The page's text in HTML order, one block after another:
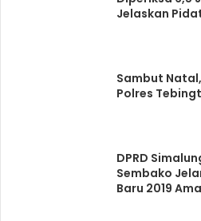
Jelaskan
Sambut
Polres
DPRD
Sembako
Baru 2019